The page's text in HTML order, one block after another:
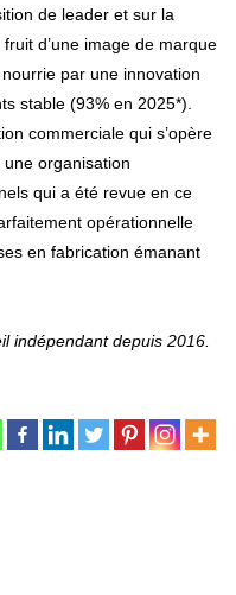
de leader et sur la
d’une image de marque
par une innovation
stable (93% en 2025*).
commerciale qui s’opère
une organisation
qui a été revue en ce
opérationnelle
en fabrication émanant
indépendant depuis 2016.